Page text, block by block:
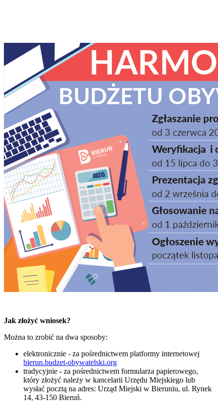
Jak złożyć wniosek?
Można to zrobić na dwa sposoby:
elektronicznie - za pośrednictwem platformy internetowej
bierun.budzet-obywatelski.org
tradycyjnie - za pośrednictwem formularza papierowego,
który złożyć należy w kancelarii Urzędu Miejskiego lub
wysłać pocztą na adres: Urząd Miejski w Bieruniu, ul. Rynek
14, 43-150 Bieruń.